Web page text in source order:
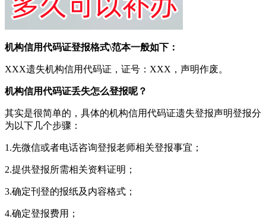
机构信用代码证登报格式\范本一般如下：
XXX遗失机构信用代码证，证号：XXX，声明作废。
机构信用代码证丢失怎么登报呢？
其实是很简单的，具体的机构信用代码证遗失登报声明登报分
为以下几个步骤：
1.先微信或者电话咨询登报老师相关登报事宜；
2.提供登报所需相关资料证明；
3.确定刊登的报纸及内容格式；
4.确定登报费用；